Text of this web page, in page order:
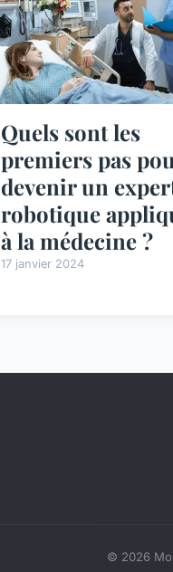
Quels sont les
premiers pas
devenir un
robotique
à la médecine ?
17 janvier 2024
© 2026